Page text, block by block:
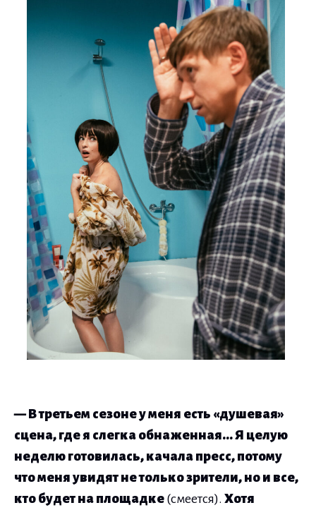
— В третьем сезоне у меня есть «душевая»
сцена, где я слегка обнаженная… Я целую
неделю готовилась, качала пресс, потому
что меня увидят не только зрители, но и все,
кто будет на площадке (смеется). Хотя